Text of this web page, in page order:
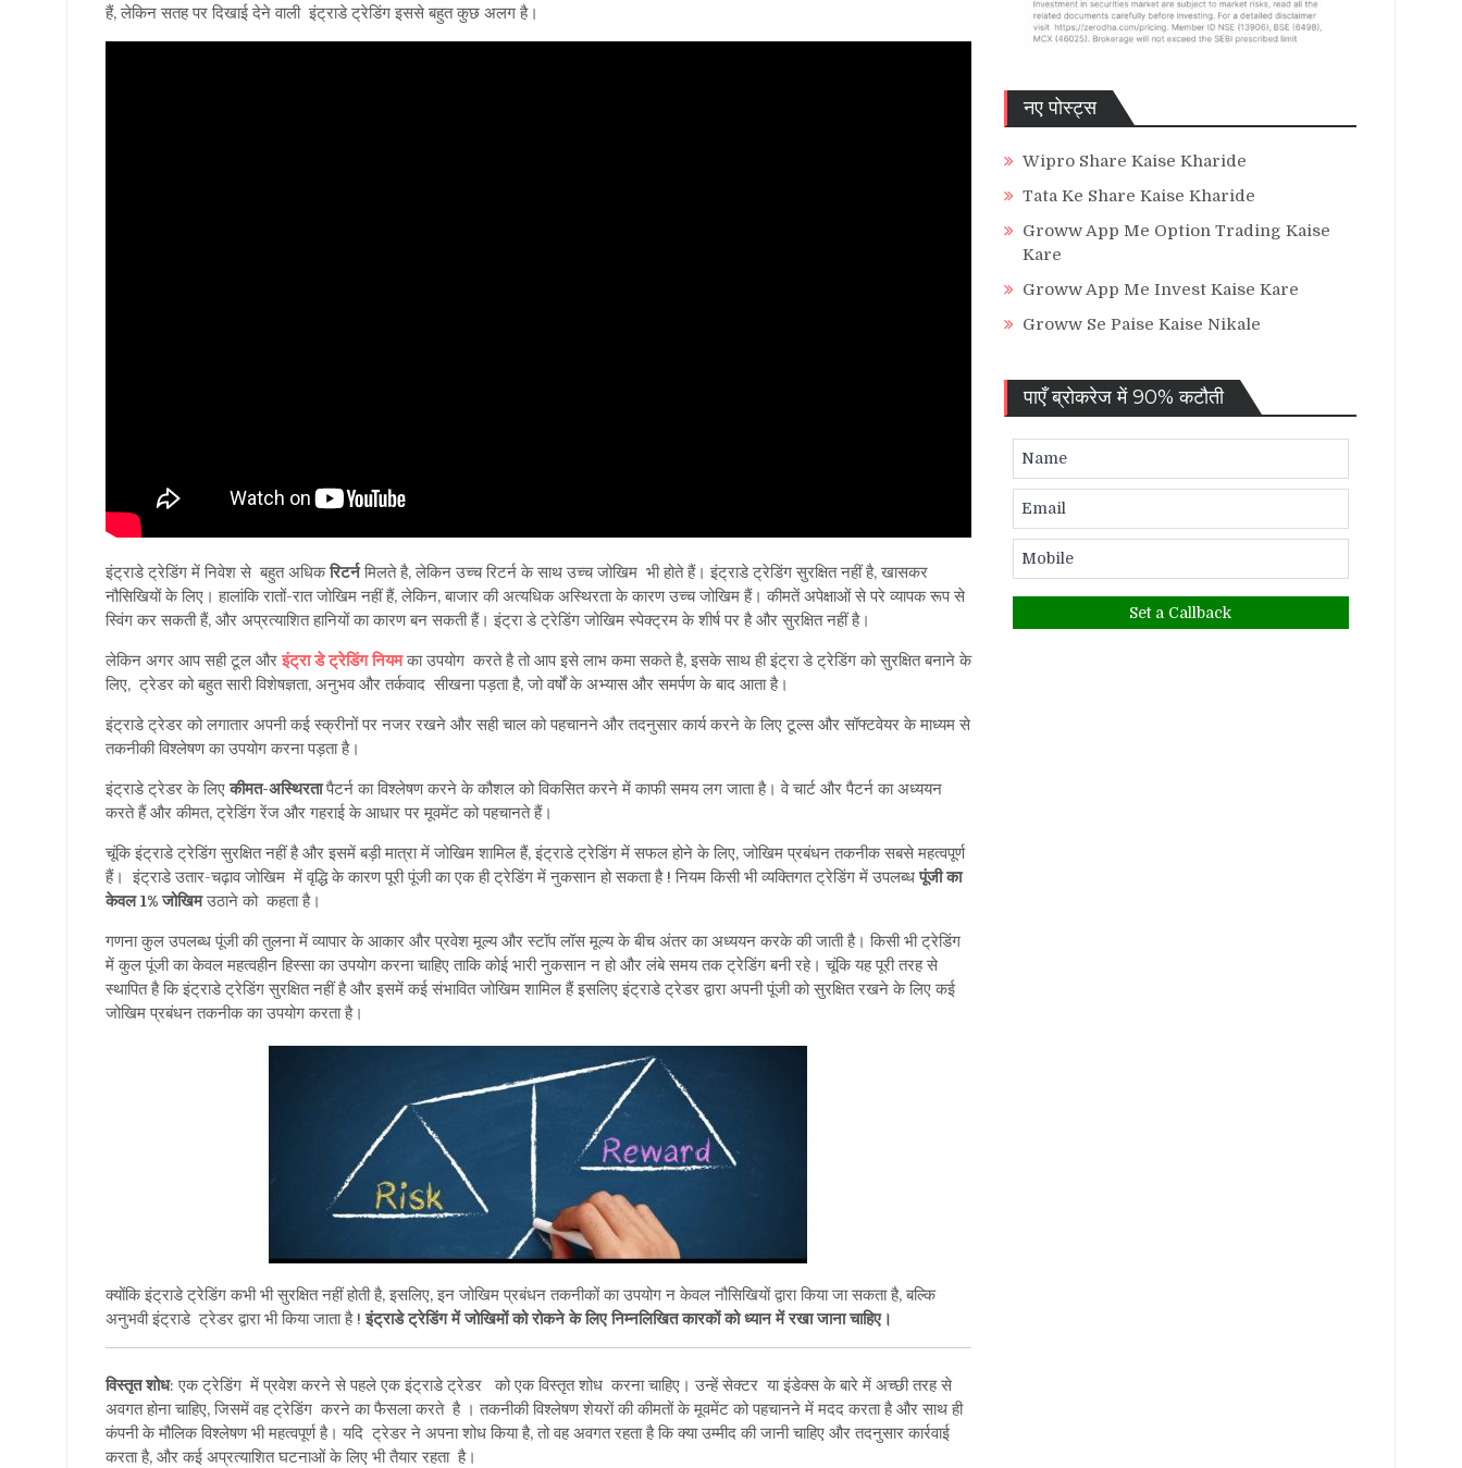
हैं, लेकिन सतह पर दिखाई देने वाली इंट्राडे ट्रेडिंग इससे बहुत कुछ अलगहै।
इंट्राडे ट्रेडिंग में निवेश से बहुत अधिकरिटर्नमिलते है, लेकिन उच्च रिटर्न के साथ उच्च जोखिम भी होते हैं। इंट्राडे ट्रेडिंग सुरक्षित नहीं है, खासकर
नौसिखियों के लिए। हालांकि रातों-रात जोखिम नहीं हैं, लेकिन, बाजार की अत्यधिक अस्थिरता के कारण उच्च जोखिम हैं। कीमतें अपेक्षाओं से परे व्यापक रूप से
स्विंग कर सकती हैं, और अप्रत्याशित हानियों का कारण बन सकती हैं। इंट्रा डे ट्रेडिंग जोखिम स्पेक्ट्रम के शीर्ष पर है और सुरक्षित नहीं है।
लेकिन अगर आप सही टूल और इंट्रा डे ट्रेडिंग नियमका उपयोग करते है तो आप इसे लाभ कमा सकते है, इसके साथ हीइंट्रा डे ट्रेडिंग को सुरक्षित बनाने के
लिए, ट्रेडर को बहुत सारी विशेषज्ञता, अनुभव और तर्कवाद सीखना पड़ता है, जो वर्षों के अभ्यास और समर्पण के बाद आता है।
इंट्राडे ट्रेडर को लगातार अपनी कई स्क्रीनों पर नजर रखने और सही चाल को पहचानने और तदनुसार कार्य करने के लिए टूल्स और सॉफ्टवेयर के माध्यम से
तकनीकी विश्लेषण का उपयोग करना पड़ता है।
इंट्राडे ट्रेडर के लिएकीमत-अस्थिरतापैटर्न का विश्लेषण करने के कौशल को विकसित करने में काफी समय लग जाता है। वे चार्ट और पैटर्न का अध्ययन
करते हैं और कीमत, ट्रेडिंग रेंज और गहराई के आधार पर मूवमेंट को पहचानते हैं।
चूंकि इंट्राडे ट्रेडिंग सुरक्षित नहीं है और इसमें बड़ी मात्रा में जोखिम शामिल हैं, इंट्राडे ट्रेडिंग में सफल होने के लिए, जोखिम प्रबंधन तकनीक सबसे महत्वपूर्ण
हैं। इंट्राडे उतार-चढ़ाव जोखिम में वृद्धि के कारण पूरी पूंजी का एक ही ट्रेडिंग में नुकसान हो सकता है ! नियम किसी भी व्यक्तिगत ट्रेडिंग में उपलब्धपूंजी का
केवल 1% जोखिमउठाने को कहता है।
गणना कुल उपलब्ध पूंजी की तुलना में व्यापार के आकार और प्रवेश मूल्य और स्टॉप लॉस मूल्य के बीच अंतर का अध्ययन करके की जाती है। किसी भी ट्रेडिंग
में कुल पूंजी का केवल महत्वहीन हिस्सा का उपयोग करना चाहिए ताकि कोई भारी नुकसान न हो और लंबे समय तक ट्रेडिंग बनी रहे। चूंकि यह पूरी तरह से
स्थापित है कि इंट्राडे ट्रेडिंग सुरक्षित नहीं है और इसमें कई संभावित जोखिम शामिल हैं इसलिए इंट्राडे ट्रेडर द्वारा अपनी पूंजी को सुरक्षित रखने के लिए कई
जोखिम प्रबंधन तकनीक का उपयोग करता है।
क्योंकि इंट्राडे ट्रेडिंग कभी भी सुरक्षित नहीं होती है, इसलिए, इन जोखिम प्रबंधन तकनीकों का उपयोग न केवल नौसिखियों द्वारा किया जा सकता है, बल्कि
अनुभवी इंट्राडे ट्रेडर द्वारा भी किया जाता है !इंट्राडे ट्रेडिंग में जोखिमों को रोकने के लिए निम्नलिखित कारकों को ध्यान में रखा जाना चाहिए।
विस्तृत शोध: एक ट्रेडिंग में प्रवेश करने से पहले एक इंट्राडे ट्रेडर को एक विस्तृत शोध करना चाहिए। उन्हें सेक्टर या इंडेक्स के बारे में अच्छी तरह से
अवगत होना चाहिए, जिसमें वह ट्रेडिंग करने का फैसला करते है । तकनीकी विश्लेषण शेयरों की कीमतों के मूवमेंट को पहचानने में मदद करता है और साथ ही
कंपनी के मौलिक विश्लेषण भी महत्वपूर्ण है। यदि ट्रेडर ने अपना शोध किया है, तो वह अवगत रहता है कि क्या उम्मीद की जानी चाहिए और तदनुसार कार्रवाई
करता है, और कई अप्रत्याशित घटनाओं के लिए भी तैयार रहता है।
नए पोस्ट्स
Wipro Share Kaise Kharide
Tata Ke Share Kaise Kharide
Groww App Me Option Trading Kaise
Kare
Groww App Me Invest Kaise Kare
Groww Se Paise Kaise Nikale
पाएँ ब्रोकरेज में 90% कटौती